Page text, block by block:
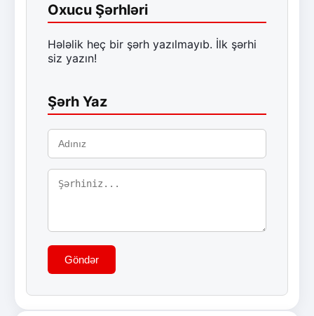
Oxucu Şərhləri
Hələlik heç bir şərh yazılmayıb. İlk şərhi
siz yazın!
Şərh Yaz
Göndər